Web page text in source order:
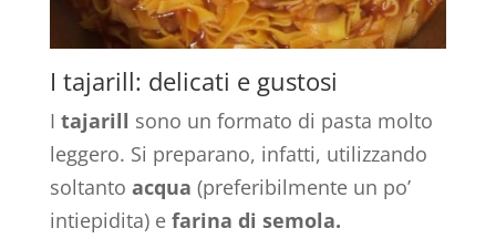
I tajarill: delicati e gustosi
I tajarill sono un formato di pasta molto
leggero. Si preparano, infatti, utilizzando
soltanto acqua (preferibilmente un po’
intiepidita) e farina di semola.